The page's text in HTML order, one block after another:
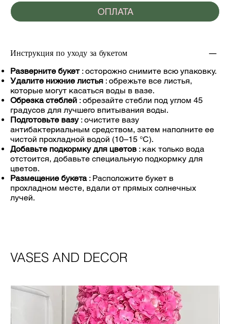
ОПЛАТА
Инструкция по уходу за букетом
Разверните букет: осторожно снимите всю упаковку.
Удалите нижние листья : обрежьте все листья,
которые могут касаться воды в вазе.
Обрезка стеблей : обрезайте стебли под углом 45
градусов для лучшего впитывания воды.
Подготовьте вазу: очистите вазу
антибактериальным средством, затем наполните ее
чистой прохладной водой (10–15 °C).
Добавьте подкормку для цветов : как только вода
отстоится, добавьте специальную подкормку для
цветов.
Размещение букета: Расположите букет в
прохладном месте, вдали от прямых солнечных
лучей.
VASES AND DECOR